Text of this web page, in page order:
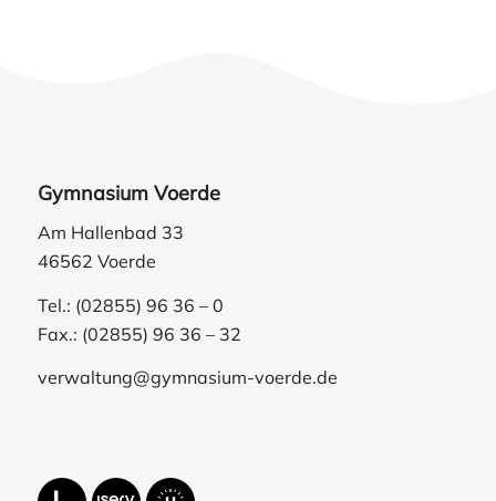
Gymnasium Voerde
Am Hallenbad 33
46562 Voerde
Tel.: (02855) 96 36 – 0
Fax.: (02855) 96 36 – 32
verwaltung@gymnasium-voerde.de